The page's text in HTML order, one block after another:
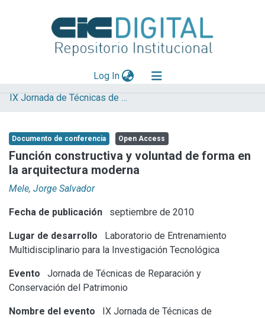
Log In(current)
Explorar
Aportar material
Statistics
IX Jornada de Técnicas de Reparación y Conservación del Patrimonio
Documento de conferencia Open Access
Función constructiva y voluntad de forma en
la arquitectura moderna
Mele, Jorge Salvador
Fecha de publicación septiembre de 2010
Lugar de desarrollo
Laboratorio de Entrenamiento
Multidisciplinario para la Investigación Tecnológica
Evento
Jornada de Técnicas de Reparación y
Conservación del Patrimonio
Nombre del evento
IX Jornada de Técnicas de